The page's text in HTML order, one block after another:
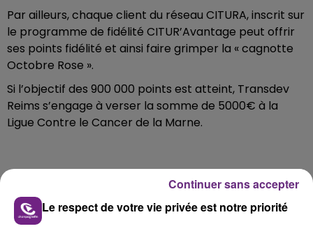
Par ailleurs, chaque client du réseau CITURA, inscrit sur
le programme de fidélité CITUR’Avantage peut offrir
ses points fidélité et ainsi faire grimper la « cagnotte
Octobre Rose ».
Si l’objectif des 900 000 points est atteint, Transdev
Reims s’engage à verser la somme de 5000€ à la
Ligue Contre le Cancer de la Marne.
Le respect de votre vie privée est notre priorité
Continuer sans accepter